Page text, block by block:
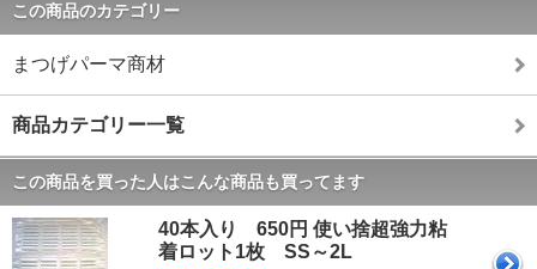
この商品のカテゴリー
まつげパーマ商材
商品カテゴリー一覧
この商品を買った人はこんな商品も買ってます
40本入り 650円 使い捨超強力粘
着ロット1枚 SS～2L